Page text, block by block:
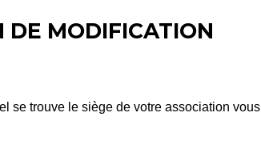
DE MODIFICATION
se trouve le siège de votre association vous